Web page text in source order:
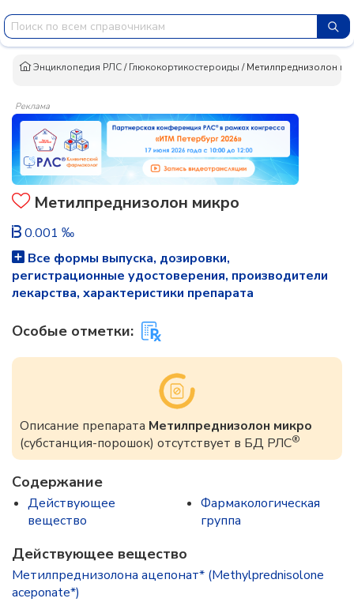
Энциклопедия РЛС/Глюкокортикостероиды /Метилпреднизолон
Реклама
Метилпреднизолон микро
0.001 ‰
Все формы выпуска, дозировки,
регистрационные удостоверения, производители
лекарства, характеристики препарата
Особые отметки:
Описание препарата Метилпреднизолон микро
(субстанция-порошок) отсутствует в БД РЛС®
Содержание
Действующее
вещество
Фармакологическая
группа
Действующее вещество
Метилпреднизолона ацепонат* (Methylprednisolone
aceponate*)